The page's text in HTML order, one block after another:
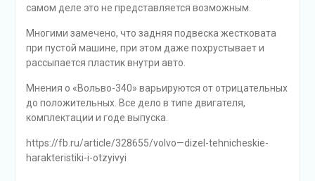
самом деле это не представляется возможным.
Многими замечено, что задняя подвеска жестковата
при пустой машине, при этом даже похрустывает и
рассыпается пластик внутри авто.
Мнения о «Вольво-340» варьируются от отрицательных
до положительных. Все дело в типе двигателя,
комплектации и годе выпуска.
https://fb.ru/article/328655/volvo—dizel-tehnicheskie-
harakteristiki-i-otzyivyi